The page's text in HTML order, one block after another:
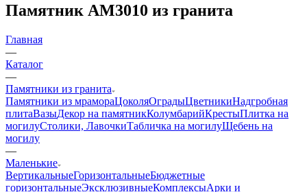
Памятник AM3010 из гранита
Главная
—
Каталог
—
Памятники из гранита
Памятники из мрамораЦоколяОградыЦветникиНадгробная
плитаВазыДекор на памятникКолумбарийКрестыПлитка на
могилуСтолики, ЛавочкиТабличка на могилуЩебень на
могилу
—
Маленькие
ВертикальныеГоризонтальныеБюджетные
горизонтальныеЭксклюзивныеКомплексыАрки и